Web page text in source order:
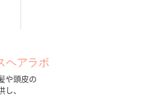
ヘアラボ
や頭皮の
、